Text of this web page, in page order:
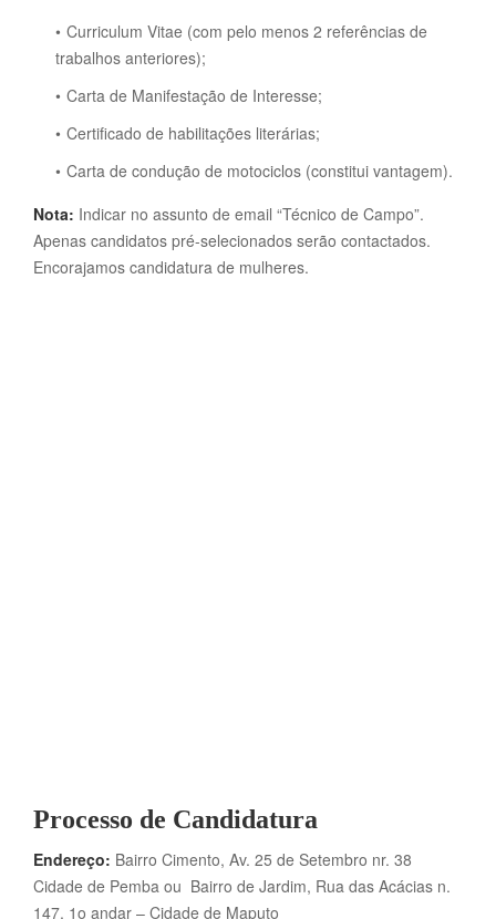
Curriculum Vitae (com pelo menos 2 referências de
trabalhos anteriores);
Carta de Manifestação de Interesse;
Certificado de habilitações literárias;
Carta de condução de motociclos (constitui vantagem).
Nota: Indicar no assunto de email “Técnico de Campo”.
Apenas candidatos pré-selecionados serão contactados.
Encorajamos candidatura de mulheres.
Processo de Candidatura
Endereço: Bairro Cimento, Av. 25 de Setembro nr. 38
Cidade de Pemba ou Bairro de Jardim, Rua das Acácias n.
147, 1o andar – Cidade de Maputo